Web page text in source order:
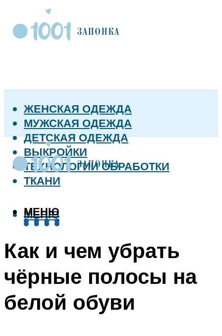
ЖЕНСКАЯ ОДЕЖДА
МУЖСКАЯ ОДЕЖДА
ДЕТСКАЯ ОДЕЖДА
ВЫКРОЙКИ
ТЕХНОЛОГИИ ОБРАБОТКИ
ТКАНИ
МЕНЮ
МЕНЮ
Как и чем убрать
чёрные полосы на
белой обуви